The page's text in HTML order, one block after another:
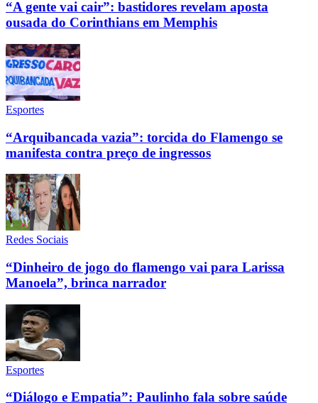
“A gente vai cair”: bastidores revelam aposta
ousada do Corinthians em Memphis
Esportes
“Arquibancada vazia”: torcida do Flamengo se
manifesta contra preço de ingressos
Redes Sociais
“Dinheiro de jogo do flamengo vai para Larissa
Manoela”, brinca narrador
Esportes
“Diálogo e Empatia”: Paulinho fala sobre saúde